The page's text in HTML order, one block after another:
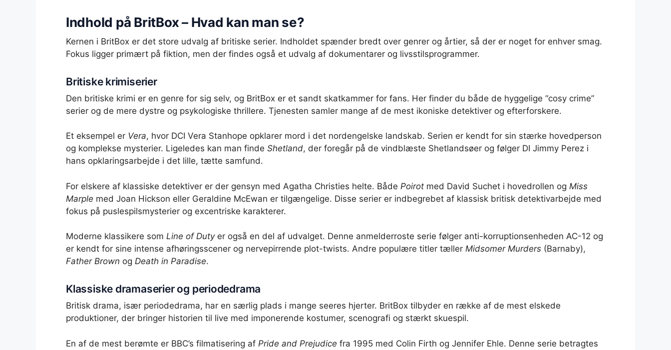
Indhold på BritBox – Hvad kan man se?
Kernen i BritBox er det store udvalg af britiske serier. Indholdet spænder bredt over genrer og årtier, så der er noget for enhver smag.
Fokus ligger primært på fiktion, men der findes også et udvalg af dokumentarer og livsstilsprogrammer.
Britiske krimiserier
Den britiske krimi er en genre for sig selv, og BritBox er et sandt skatkammer for fans. Her finder du både de hyggelige “cosy crime”
serier og de mere dystre og psykologiske thrillere. Tjenesten samler mange af de mest ikoniske detektiver og efterforskere.
Et eksempel er Vera, hvor DCI Vera Stanhope opklarer mord i det nordengelske landskab. Serien er kendt for sin stærke hovedperson
og komplekse mysterier. Ligeledes kan man finde Shetland, der foregår på de vindblæste Shetlandsøer og følger DI Jimmy Perez i
hans opklaringsarbejde i det lille, tætte samfund.
For elskere af klassiske detektiver er der gensyn med Agatha Christies helte. Både Poirot med David Suchet i hovedrollen og Miss
Marple med Joan Hickson eller Geraldine McEwan er tilgængelige. Disse serier er indbegrebet af klassisk britisk detektivarbejde med
fokus på puslespilsmysterier og excentriske karakterer.
Moderne klassikere som Line of Dutyer også en del af udvalget. Denne anmelderroste serie følger anti-korruptionsenheden AC-12 og
er kendt for sine intense afhøringsscener og nervepirrende plot-twists. Andre populære titler tæller Midsomer Murders (Barnaby),
Father Brown og Death in Paradise.
Klassiske dramaserier og periodedrama
Britisk drama, især periodedrama, har en særlig plads i mange seeres hjerter. BritBox tilbyder en række af de mest elskede
produktioner, der bringer historien til live med imponerende kostumer, scenografi og stærkt skuespil.
En af de mest berømte er BBC’s filmatisering af Pride and Prejudice fra 1995 med Colin Firth og Jennifer Ehle. Denne serie betragtes